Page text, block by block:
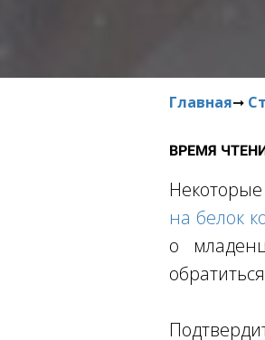
Главная➞
ВРЕМЯ
на белок
о